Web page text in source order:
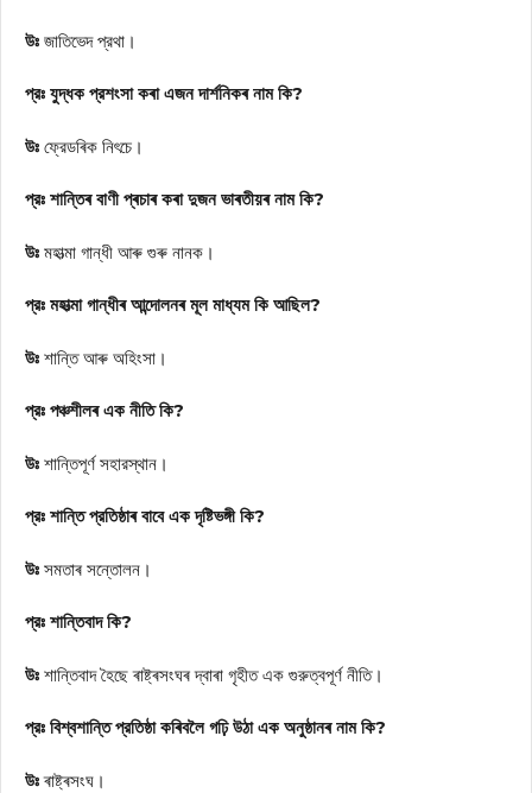
উঃ জাতিভেদ প্রথা।
প্রঃ যুদ্ধক প্রশংসা কৰা এজন দার্শনিকৰ নাম কি?
উঃ ফ্রেডৰিক নিৎচে।
প্রঃ শান্তিৰ বাণী প্ৰচাৰ কৰা দুজন ভাৰতীয়ৰ নাম কি?
উঃ মহাত্মা গান্ধী আৰু গুৰু নানক।
প্রঃ মহাত্মা গান্ধীৰ আন্দোলনৰ মূল মাধ্যম কি আছিল?
উঃ শান্তি আৰু অহিংসা।
প্রঃ পঞ্চশীলৰ এক নীতি কি?
উঃ শান্তিপূর্ণ সহারস্থান।
প্রঃ শান্তি প্রতিষ্ঠাৰ বাবে এক দৃষ্টিভঙ্গী কি?
উঃ সমতাৰ সন্তোলন।
প্রঃ শান্তিবাদ কি?
উঃ শান্তিবাদ হৈছে ৰাষ্ট্ৰসংঘৰ দ্বাৰা গৃহীত এক গুরুত্বপূর্ণ নীতি।
প্রঃ বিশ্বশান্তি প্রতিষ্ঠা কৰিবলৈ গঢ়ি উঠা এক অনুষ্ঠানৰ নাম কি?
উঃৰাষ্ট্ৰসংঘ।